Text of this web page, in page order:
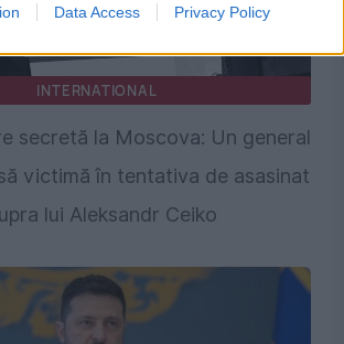
Data Access Privacy Policy
INTERNATIONAL
secretă la Moscova: Un general
victimă în tentativa de asasinat
lui Aleksandr Ceiko